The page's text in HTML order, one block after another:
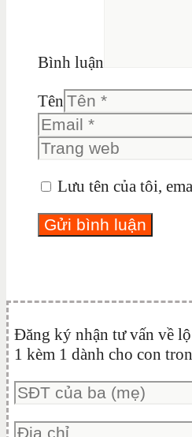
Bình luận
Tên
Lưu tên của tôi,
Đăng ký nhận tư vấn về
1 kèm 1 dành cho con